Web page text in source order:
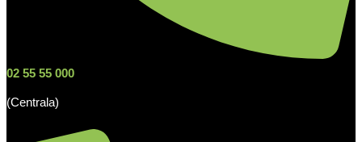
02 55 55 000
(Centrala)